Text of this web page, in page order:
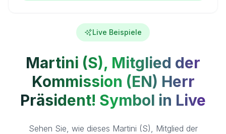
Live Beispiele
Martini (S), Mitglied der
Kommission (EN) Herr
Präsident! Symbol in Live
Sehen Sie, wie dieses Martini (S), Mitglied der